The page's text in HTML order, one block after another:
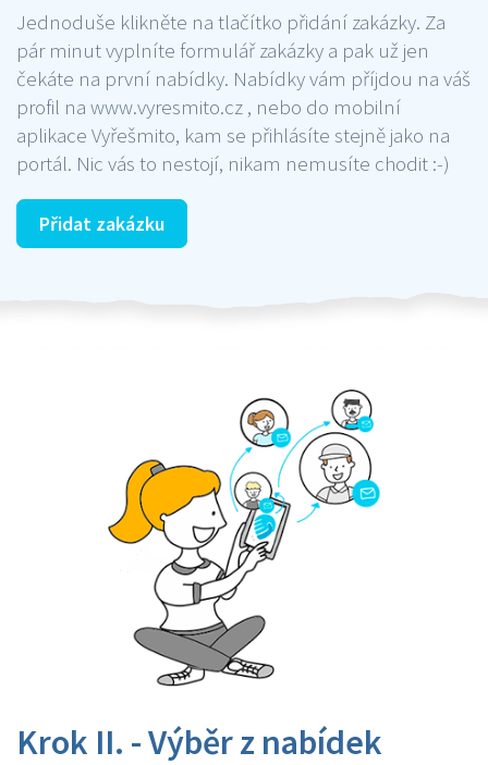
Jednoduše klikněte na tlačítko přidání zakázky. Za
pár minut vyplníte formulář zakázky a pak už jen
čekáte na první nabídky. Nabídky vám příjdou na váš
profil na www.vyresmito.cz , nebo do mobilní
aplikace Vyřešmito, kam se přihlásíte stejně jako na
portál. Nic vás to nestojí, nikam nemusíte chodit :-)
Přidat zakázku
Krok II. - Výběr z nabídek